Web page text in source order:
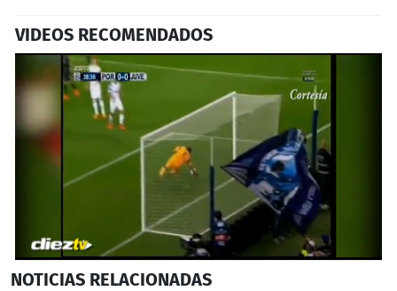
VIDEOS RECOMENDADOS
seconds
NOTICIAS RELACIONADAS